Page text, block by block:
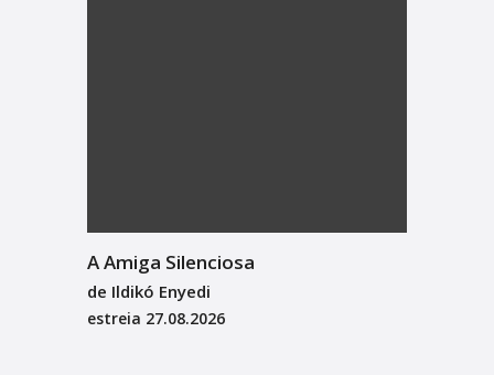
A Amiga Silenciosa
de Ildikó Enyedi
estreia 27.08.2026